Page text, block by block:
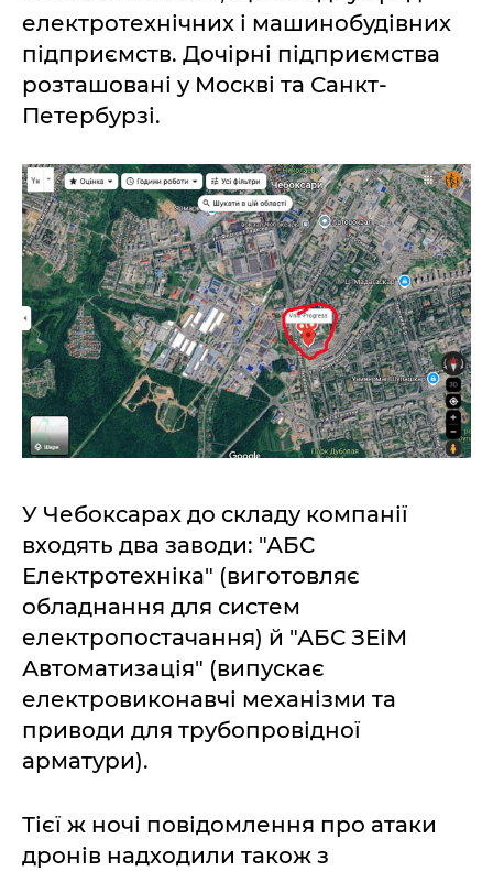
електротехнічних і машинобудівних
підприємств. Дочірні підприємства
розташовані у Москві та Санкт-
Петербурзі.
У Чебоксарах до складу компанії
входять два заводи: "АБС
Електротехніка" (виготовляє
обладнання для систем
електропостачання) й "АБС ЗЕіМ
Автоматизація" (випускає
електровиконавчі механізми та
приводи для трубопровідної
арматури).
Тієї ж ночі повідомлення про атаки
дронів надходили також з